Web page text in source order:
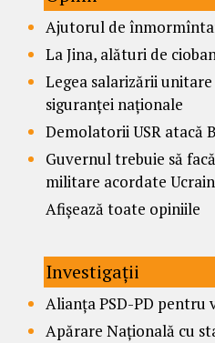
Ajutorul de
La Jina, alături de
Legea salarizării
siguranței naționale
Demolatorii USR atacă
Guvernul trebuie să
militare acordate
Afișează toate opiniile
Investigații
Alianța PSD-PD pentru
Apărare Națională cu